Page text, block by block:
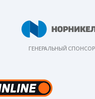
ГЕНЕРАЛЬНЫЙ СПОНСОР